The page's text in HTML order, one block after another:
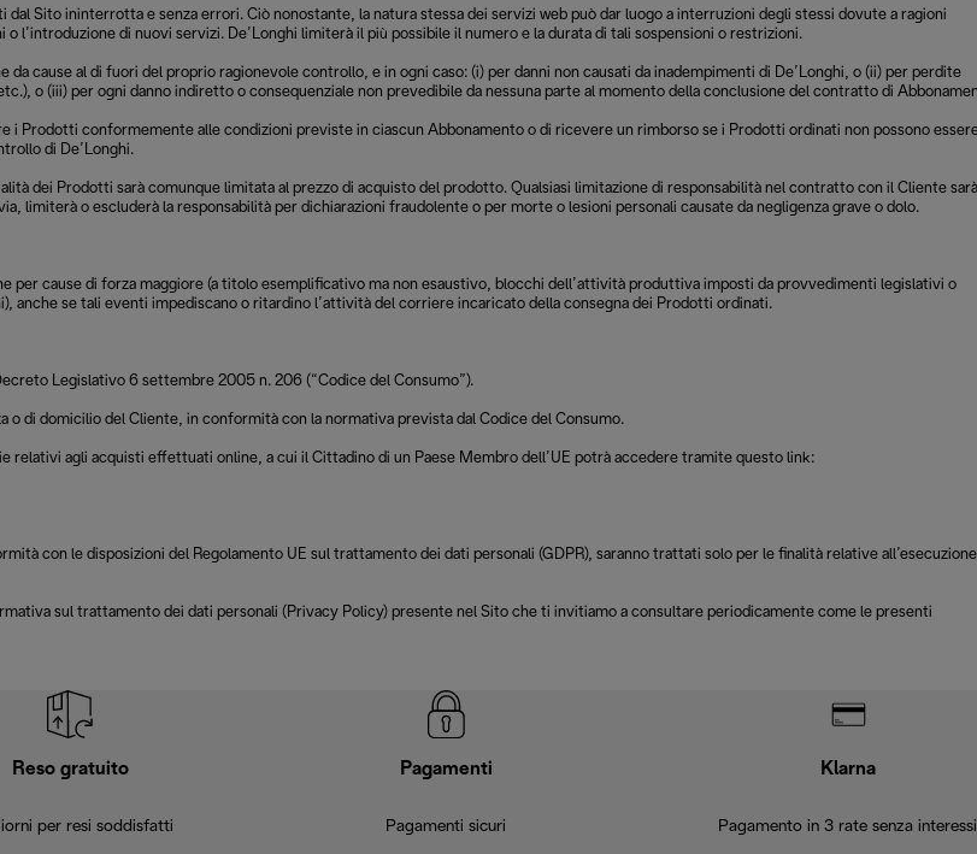
Sito ininterrotta e senza errori. Ciò nonostante, la natura stessa dei servizi web può dar luogo a interruzioni degli stessi dovute a ragioni
l’introduzione di nuovi servizi. De’Longhi limiterà il più possibile il numero e la durata di tali sospensioni o restrizioni.
cause al di fuori del proprio ragionevole controllo, e in ogni caso: (i) per danni non causati da inadempimenti di De’Longhi, o (ii) per perdite
o (iii) per ogni danno indiretto o consequenziale non prevedibile da nessuna parte al momento della conclusione del contratto di
i Prodotti conformemente alle condizioni previste in ciascun Abbonamento o di ricevere un rimborso se i Prodotti ordinati non possono
di De’Longhi.
dei Prodotti sarà comunque limitata al prezzo di acquisto del prodotto. Qualsiasi limitazione di responsabilità nel contratto con il Cliente sarà
limiterà o escluderà la responsabilità per dichiarazioni fraudolente o per morte o lesioni personali causate da negligenza grave o dolo.
per cause di forza maggiore (a titolo esemplificativo ma non esaustivo, blocchi dell’attività produttiva imposti da provvedimenti legislativi o
se tali eventi impediscano o ritardino l’attività del corriere incaricato della consegna dei Prodotti ordinati.
Legislativo 6 settembre 2005 n. 206 (“Codice del Consumo”).
di domicilio del Cliente, in conformità con la normativa prevista dal Codice del Consumo.
relativi agli acquisti effettuati online, a cui il Cittadino di un Paese Membro dell’UE potrà accedere tramite questo link:
con le disposizioni del Regolamento UE sul trattamento dei dati personali (GDPR), saranno trattati solo per le finalità relative
sul trattamento dei dati personali (Privacy Policy) presente nel Sito che ti invitiamo a consultare periodicamente come le presenti
Reso gratuito
per resi soddisfatti
Pagamenti
Pagamenti sicuri
Klarna
Pagamento in 3 rate senza interessi